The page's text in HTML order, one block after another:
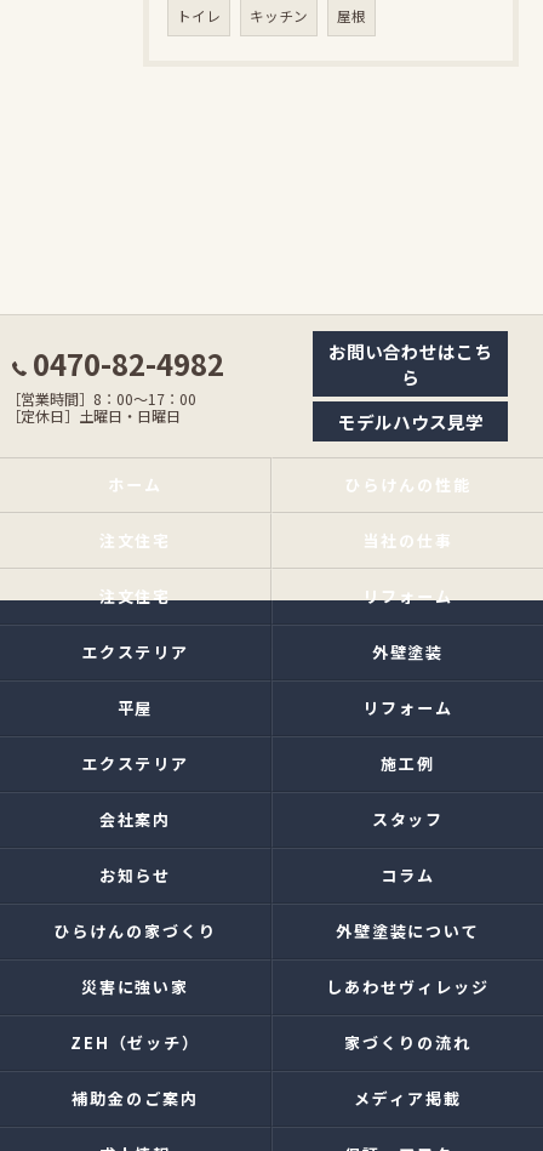
トイレ キッチン 屋根
0470-82-4982
［営業時間］8：00〜17：00
［定休日］土曜日・日曜日
お問い合わせはこち
ら
モデルハウス見学
ホーム ひらけんの性能
注文住宅 当社の仕事
注文住宅 リフォーム
エクステリア 外壁塗装
平屋 リフォーム
エクステリア 施工例
会社案内 スタッフ
お知らせ コラム
ひらけんの家づくり 外壁塗装について
災害に強い家 しあわせヴィレッジ
ZEH（ゼッチ） 家づくりの流れ
補助金のご案内 メディア掲載